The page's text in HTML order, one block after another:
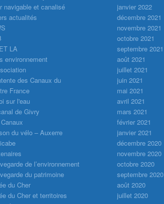
navigable et canalisé
actualités
LA
environnement
des Canaux du
France
sur l'eau
de Givry
du vélo – Auxerre
de l’environnement
du patrimoine
du Cher
du Cher et territoires
janvier 2022
décembre 2021
novembre 2021
octobre 2021
septembre 2021
août 2021
juillet 2021
juin 2021
mai 2021
avril 2021
mars 2021
février 2021
janvier 2021
décembre 2020
novembre 2020
octobre 2020
septembre 2020
août 2020
juillet 2020